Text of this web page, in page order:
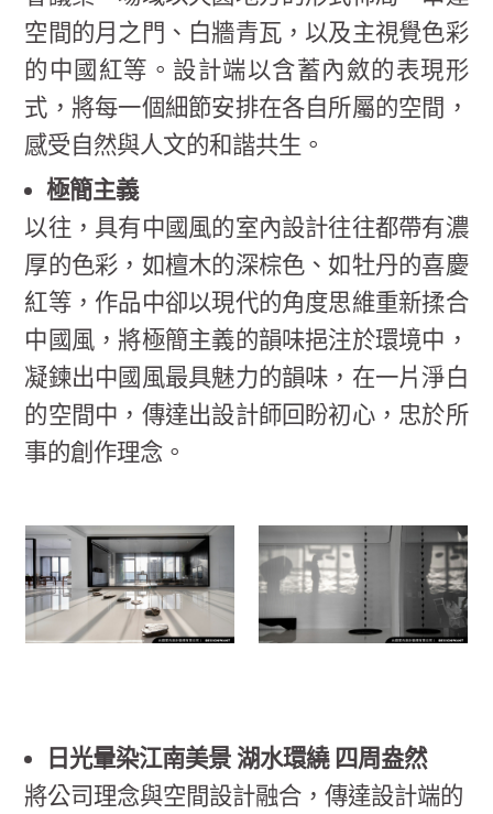
空間的月之門、白牆青瓦，以及主視覺色彩
的中國紅等。設計端以含蓄內斂的表現形
式，將每一個細節安排在各自所屬的空間，
感受自然與人文的和諧共生。
極簡主義
以往，具有中國風的室內設計往往都帶有濃
厚的色彩，如檀木的深棕色、如牡丹的喜慶
紅等，作品中卻以現代的角度思維重新揉合
中國風，將極簡主義的韻味挹注於環境中，
凝鍊出中國風最具魅力的韻味，在一片淨白
的空間中，傳達出設計師回盼初心，忠於所
事的創作理念。
日光暈染江南美景 湖水環繞 四周盎然
將公司理念與空間設計融合，傳達設計端的